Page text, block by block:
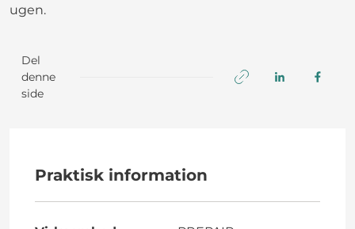
ugen.
Del
denne
side
Praktisk information